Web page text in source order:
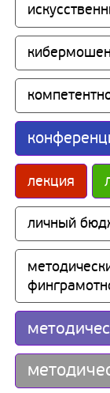
лекция
личный